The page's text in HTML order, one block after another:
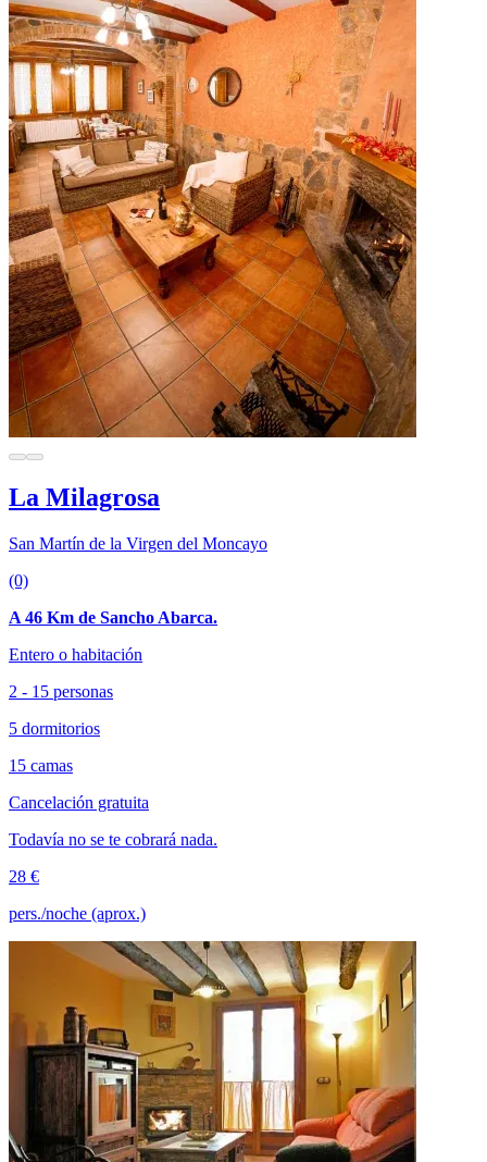
La Milagrosa
San Martín de la Virgen del Moncayo
(0)
A 46 Km de Sancho Abarca.
Entero o habitación
2 - 15 personas
5 dormitorios
15 camas
Cancelación gratuita
Todavía no se te cobrará nada.
28 €
pers./noche (aprox.)